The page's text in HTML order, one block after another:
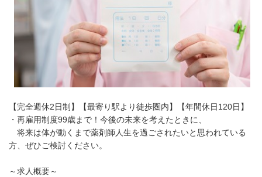
【完全週休2日制】【最寄り駅より徒歩圏内】【年間休日120日】
・再雇用制度99歳まで！今後の未来を考えたときに、
将来は体が動くまで薬剤師人生を過ごされたいと思われている
方、ぜひご検討ください。
～求人概要～